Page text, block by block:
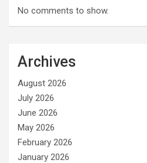
No comments to show.
Archives
August 2026
July 2026
June 2026
May 2026
February 2026
January 2026